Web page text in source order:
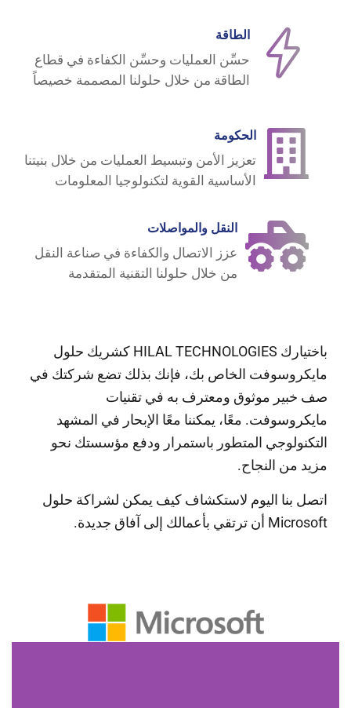
الطاقة
حسِّن العمليات وحسِّن الكفاءة في قطاع
الطاقة من خلال حلولنا المصممة خصيصاً
الحكومة
تعزيز الأمن وتبسيط العمليات من خلال بنيتنا
الأساسية القوية لتكنولوجيا المعلومات
النقل والمواصلات
عزز الاتصال والكفاءة في صناعة النقل
من خلال حلولنا التقنية المتقدمة
باختيارك HILAL TECHNOLOGIES كشريك حلول
مايكروسوفت الخاص بك، فإنك بذلك تضع شركتك في
صف خبير موثوق ومعترف به في تقنيات
مايكروسوفت. معًا، يمكننا معًا الإبحار في المشهد
التكنولوجي المتطور باستمرار ودفع مؤسستك نحو
مزيد من النجاح.
اتصل بنا اليوم لاستكشاف كيف يمكن لشراكة حلول
Microsoft أن ترتقي بأعمالك إلى آفاق جديدة.